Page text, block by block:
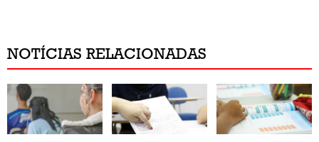
NOTÍCIAS RELACIONADAS